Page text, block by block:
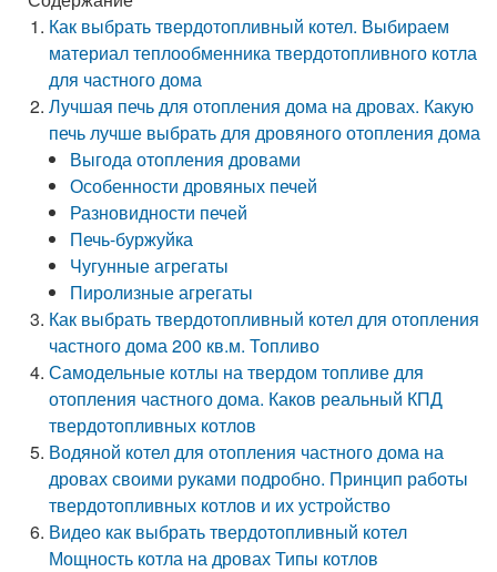
Как выбрать твердотопливный котел. Выбираем
материал теплообменника твердотопливного котла
для частного дома
Лучшая печь для отопления дома на дровах. Какую
печь лучше выбрать для дровяного отопления дома
Выгода отопления дровами
Особенности дровяных печей
Разновидности печей
Печь-буржуйка
Чугунные агрегаты
Пиролизные агрегаты
Как выбрать твердотопливный котел для отопления
частного дома 200 кв.м. Топливо
Самодельные котлы на твердом топливе для
отопления частного дома. Каков реальный КПД
твердотопливных котлов
Водяной котел для отопления частного дома на
дровах своими руками подробно. Принцип работы
твердотопливных котлов и их устройство
Видео как выбрать твердотопливный котел
Мощность котла на дровах Типы котлов